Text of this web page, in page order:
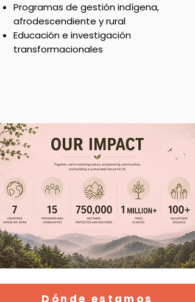
Programas de gestión indígena,
afrodescendiente y rural
Educación e investigación
transformacionales
Dónde estamos